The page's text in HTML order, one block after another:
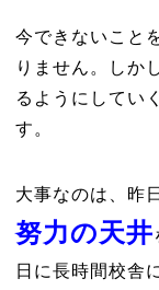
今できないこと
りません。しか
るようにしてい
す。
大事なのは、昨
努力の天井
日に長時間校舎